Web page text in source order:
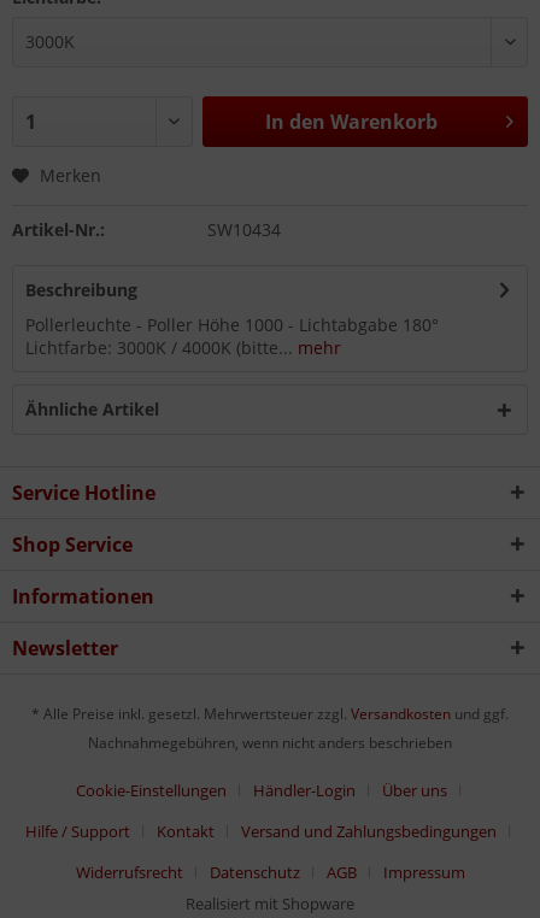
In den Warenkorb
Merken
Artikel-Nr.: SW10434
Beschreibung
Pollerleuchte - Poller Höhe 1000 - Lichtabgabe 180°
Lichtfarbe: 3000K / 4000K (bitte... mehr
Ähnliche Artikel
Service Hotline
Shop Service
Informationen
Newsletter
* Alle Preise inkl. gesetzl. Mehrwertsteuer zzgl. Versandkosten und ggf.
Nachnahmegebühren, wenn nicht anders beschrieben
Cookie-Einstellungen Händler-Login
Über uns
Hilfe / Support
Kontakt
Versand und Zahlungsbedingungen
Widerrufsrecht
Datenschutz AGB
Impressum
Realisiert mit Shopware